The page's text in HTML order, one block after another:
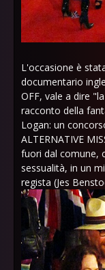
L'occasione è
documentario
OFF, vale a dire
racconto della
Logan: un
ALTERNATIVE
fuori dal comune,
sessualità, in un
regista (Jes